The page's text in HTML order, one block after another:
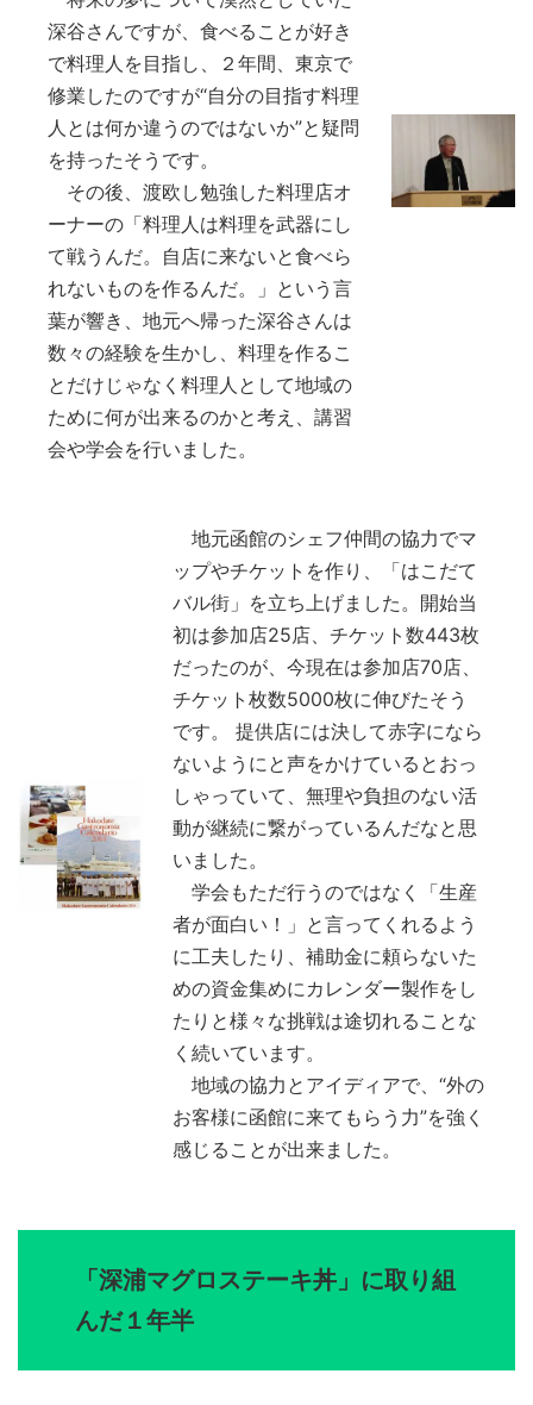
深谷さんですが、食べることが好き
で料理人を目指し、２年間、東京で
修業したのですが“自分の目指す料理
人とは何か違うのではないか”と疑問
を持ったそうです。
その後、渡欧し勉強した料理店オ
ーナーの「料理人は料理を武器にし
て戦うんだ。自店に来ないと食べら
れないものを作るんだ。」という言
葉が響き、地元へ帰った深谷さんは
数々の経験を生かし、料理を作るこ
とだけじゃなく料理人として地域の
ために何が出来るのかと考え、講習
会や学会を行いました。
地元函館のシェフ仲間の協力でマ
ップやチケットを作り、「はこだて
バル街」を立ち上げました。開始当
初は参加店25店、チケット数443枚
だったのが、今現在は参加店70店、
チケット枚数5000枚に伸びたそう
です。 提供店には決して赤字になら
ないようにと声をかけているとおっ
しゃっていて、無理や負担のない活
動が継続に繋がっているんだなと思
いました。
学会もただ行うのではなく「生産
者が面白い！」と言ってくれるよう
に工夫したり、補助金に頼らないた
めの資金集めにカレンダー製作をし
たりと様々な挑戦は途切れることな
く続いています。
地域の協力とアイディアで、“外の
お客様に函館に来てもらう力”を強く
感じることが出来ました。
「深浦マグロステーキ丼」に取り組
んだ１年半